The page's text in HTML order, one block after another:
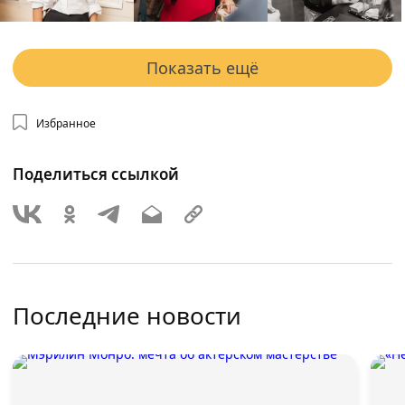
Показать ещё
Избранное
Поделиться ссылкой
Последние новости